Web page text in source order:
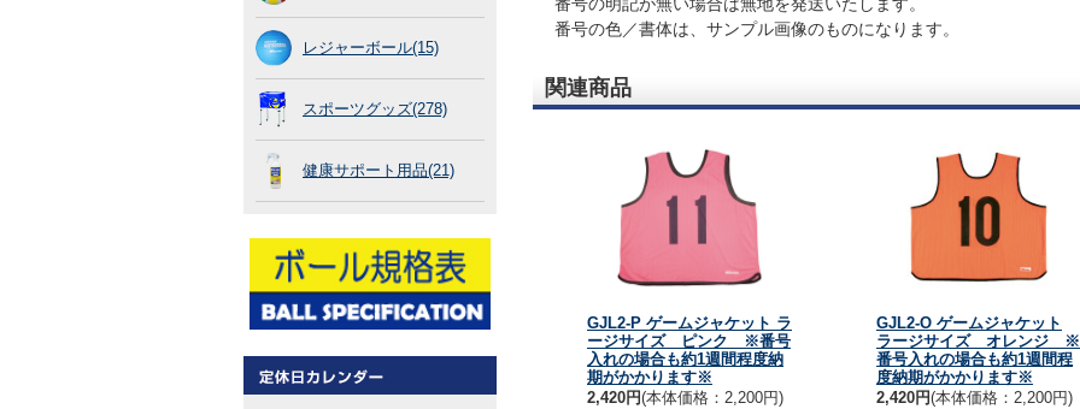
レジャーボール(15)
スポーツグッズ(278)
健康サポート用品(21)
番号の色／書体は、サンプル画像のものになります。
関連商品
GJL2-P ゲームジャケット ラ
ージサイズ ピンク ※番号
入れの場合も約1週間程度納
期がかかります※
2,420円(本体価格：2,200円)
GJL2-O ゲームジャケット
ラージサイズ オレンジ ※
番号入れの場合も約1週間程
度納期がかかります※
2,420円(本体価格：2,200円)